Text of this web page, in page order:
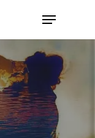
Menu
Close